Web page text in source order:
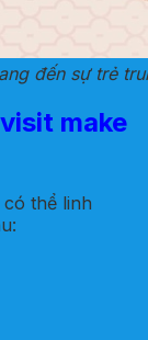
đến sự trẻ
make
thể linh